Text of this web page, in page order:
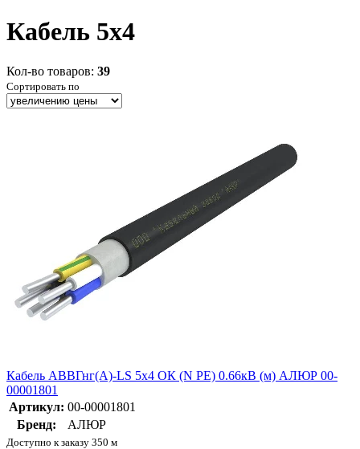
Кабель 5x4
Кол-во товаров: 39
Сортировать по
Кабель АВВГнг(А)-LS 5х4 ОК (N PE) 0.66кВ (м) АЛЮР 00-
00001801
Артикул: 00-00001801
Бренд:
АЛЮР
Доступно к заказу 350 м